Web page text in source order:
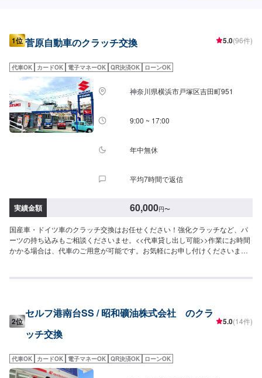
1位 菅原自動車のクラッチ交換 5.0(96件)
代車OK カードOK 電子マネーOK QR決済OK ローンOK
神奈川県横浜市戸塚区吉田町951
9:00 ~ 17:00
年中無休
平均7時間で返信
実績金額 60,000円〜
国産車・ドイツ車のクラッチ交換はお任せください！強化クラッチなど、パ
ーツの持ち込みもご相談くださいませ。<<代車貸し出し可能>>作業にお時間
かかる場合は、代車のご用意が可能です。お気軽にお申し付けくださいま
富な資格保持者が多数在籍>>自動車検査員が5名、二級整備士が5名、車体整
予約・ご来店を心よりお待ちしております！
2位
セルフ港南台SS / 昭和礦油株式会社 のクラ
ッチ交換
5.0(14件)
代車OK カードOK 電子マネーOK QR決済OK ローンOK